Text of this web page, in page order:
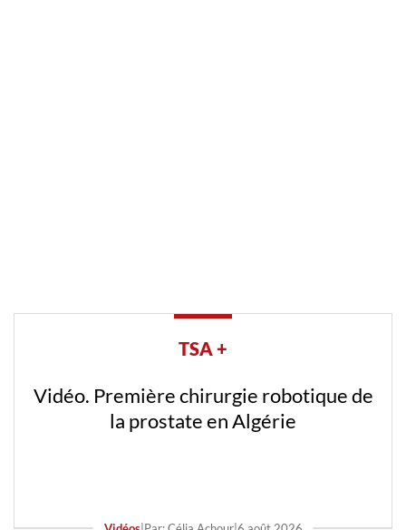
TSA +
Vidéo. Première chirurgie robotique de
la prostate en Algérie